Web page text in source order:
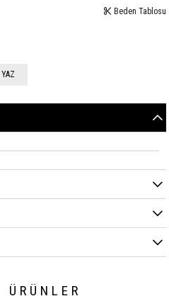
Beden Tablosu
ÜRÜNLER